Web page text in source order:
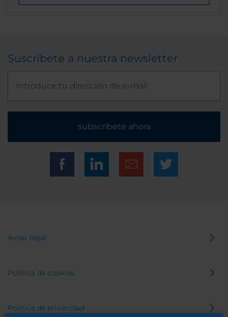
Suscríbete a nuestra newsletter
subscríbete ahora
Aviso legal
Política de cookies
Política de privacidad